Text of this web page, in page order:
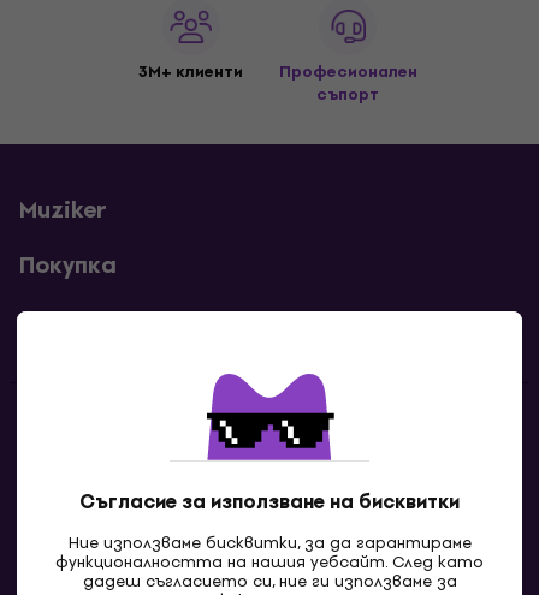
Съгласие за използване на бисквитки
Ние използваме бисквитки, за да гарантираме
функционалността на нашия уебсайт. След като
дадеш съгласието си, ние ги използваме за
3M+ клиенти
Професионален
съпорт
Muziker
Покупка
Полезни линкове
Контакти